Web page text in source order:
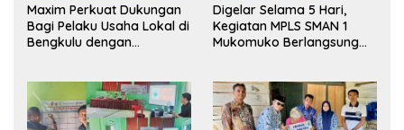
Maxim Perkuat Dukungan
Bagi Pelaku Usaha Lokal di
Bengkulu dengan
Pasar
Digelar Selama 5 Hari,
Kegiatan MPLS SMAN 1
Mukomuko Berlangsung